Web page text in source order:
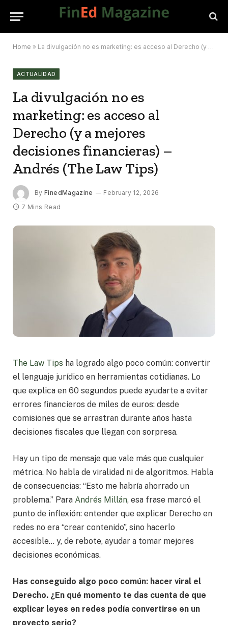
Home » La divulgación no es marketing: es acceso al Derecho (y a mejores decisiones financieras) – Andrés (The Law Tips)
ACTUALIDAD
La divulgación no es
marketing: es acceso al
Derecho (y a mejores
decisiones financieras) –
Andrés (The Law Tips)
By FinedMagazine
February 12, 2026
7 Mins Read
The Law Tips ha logrado algo poco común: convertir
el lenguaje jurídico en herramientas cotidianas. Lo
que explica en 60 segundos puede ayudarte a evitar
errores financieros de miles de euros: desde
comisiones que se arrastran durante años hasta
decisiones fiscales que llegan con sorpresa.
Hay un tipo de mensaje que vale más que cualquier
métrica. No habla de viralidad ni de algoritmos. Habla
de consecuencias: “Esto me habría ahorrado un
problema.” Para Andrés Millán, esa frase marcó el
punto de inflexión: entender que explicar Derecho en
redes no era “crear contenido”, sino hacerlo
accesible… y, de rebote, ayudar a tomar mejores
decisiones económicas.
Has conseguido algo poco común: hacer viral el
Derecho. ¿En qué momento te das cuenta de que
explicar leyes en redes podía convertirse en un
proyecto serio?